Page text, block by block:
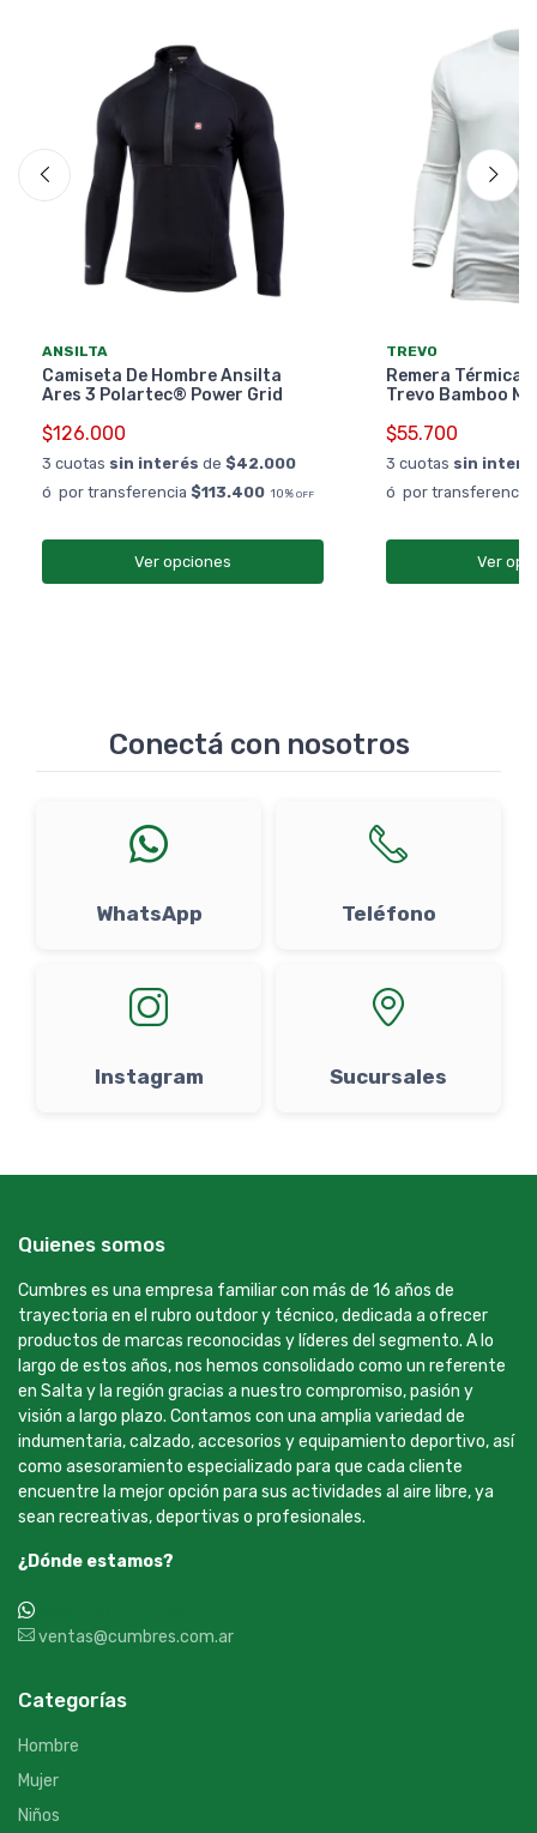
ANSILTA
Camiseta De Hombre Ansilta
Ares 3 Polartec® Power Grid
$126.000
3 cuotas sin interés de $42.000
ó por transferencia $113.400 10% OFF
Ver opciones
TREVO
Remera Térmica
Trevo Bamboo
$55.700
3 cuotas sin
ó por transferencia
Ver
Conectá con nosotros
WhatsApp Teléfono
Instagram Sucursales
Quienes somos
Cumbres es una empresa familiar con más de 16 años de
trayectoria en el rubro outdoor y técnico, dedicada a ofrecer
productos de marcas reconocidas y líderes del segmento. A lo
largo de estos años, nos hemos consolidado como un referente
en Salta y la región gracias a nuestro compromiso, pasión y
visión a largo plazo. Contamos con una amplia variedad de
indumentaria, calzado, accesorios y equipamiento deportivo, así
como asesoramiento especializado para que cada cliente
encuentre la mejor opción para sus actividades al aire libre, ya
sean recreativas, deportivas o profesionales.
¿Dónde estamos?
ventas@cumbres.com.ar
Categorías
Hombre
Mujer
Niños